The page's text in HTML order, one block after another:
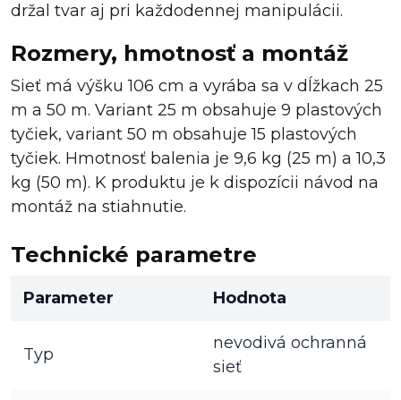
držal tvar aj pri každodennej manipulácii.
Rozmery, hmotnosť a montáž
Sieť má výšku 106 cm a vyrába sa v dĺžkach 25
m a 50 m. Variant 25 m obsahuje 9 plastových
tyčiek, variant 50 m obsahuje 15 plastových
tyčiek. Hmotnosť balenia je 9,6 kg (25 m) a 10,3
kg (50 m). K produktu je k dispozícii návod na
montáž na stiahnutie.
Technické parametre
Parameter Hodnota
Typ
nevodivá ochranná
sieť